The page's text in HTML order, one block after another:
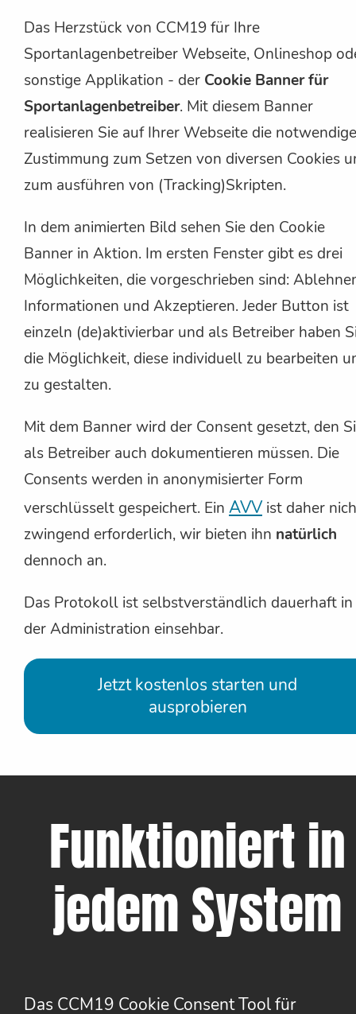
Das Herzstück von CCM19 für Ihre
Sportanlagenbetreiber Webseite, Onlineshop
sonstige Applikation - der Cookie Banner für
Sportanlagenbetreiber. Mit diesem Banner
realisieren Sie auf Ihrer Webseite die notwendige
Zustimmung zum Setzen von diversen Cookies
zum ausführen von (Tracking)Skripten.
In dem animierten Bild sehen Sie den Cookie
Banner in Aktion. Im ersten Fenster gibt es drei
Möglichkeiten, die vorgeschrieben sind:
Informationen und Akzeptieren. Jeder Button ist
einzeln (de)aktivierbar und als Betreiber haben
die Möglichkeit, diese individuell zu bearbeiten
zu gestalten.
Mit dem Banner wird der Consent gesetzt, den
als Betreiber auch dokumentieren müssen. Die
Consents werden in anonymisierter Form
verschlüsselt gespeichert. Ein AVV ist daher
zwingend erforderlich, wir bieten ihn natürlich
dennoch an.
Das Protokoll ist selbstverständlich dauerhaft in
der Administration einsehbar.
Jetzt kostenlos starten und
ausprobieren
Funktioniert in
jedem System
Das CCM19 Cookie Consent Tool für